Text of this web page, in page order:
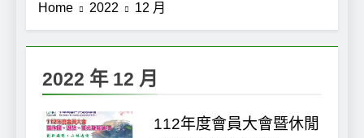
Home 2022 12 月
2022 年 12 月
112年度會員大會暨休閒